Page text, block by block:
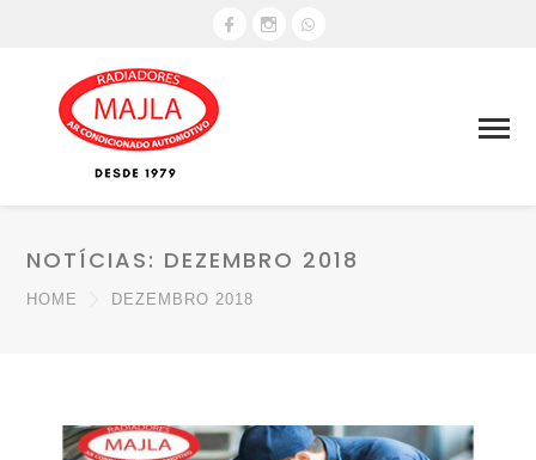
NOTÍCIAS: DEZEMBRO 2018
HOME DEZEMBRO 2018